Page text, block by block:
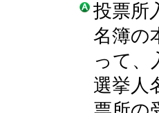
投票所
名簿の
って、
選挙人